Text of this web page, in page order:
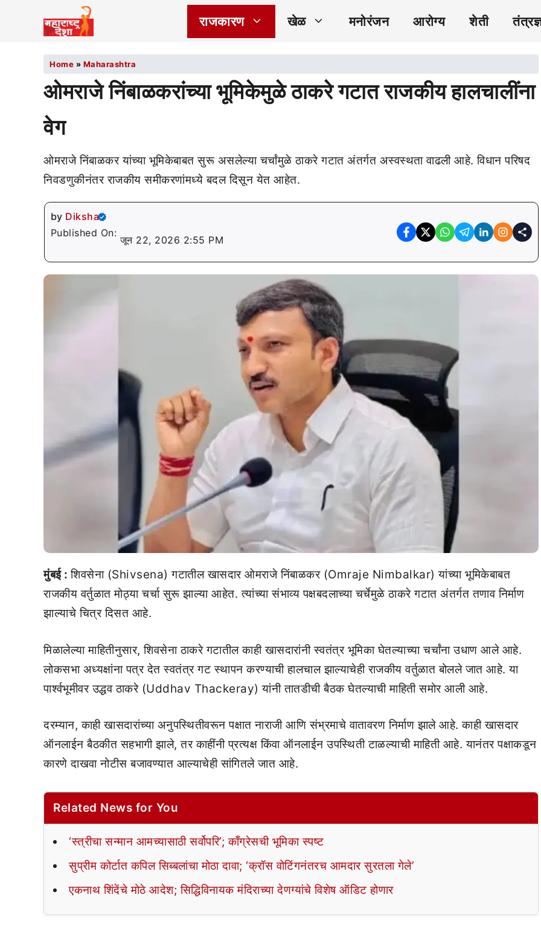
राजकारण खेळ मनोरंजन आरोग्य शेती
Home » Maharashtra
ओमराजे निंबाळकरांच्या भूमिकेमुळे ठाकरे गटात राजकीय हालचालींना
वेग
ओमराजे निंबाळकर यांच्या भूमिकेबाबत सुरू असलेल्या चर्चांमुळे ठाकरे गटात अंतर्गत अस्वस्थता वाढली आहे. विधान परिषद
निवडणुकीनंतर राजकीय समीकरणांमध्ये बदल दिसून येत आहेत.
by Diksha
Published On:
जून 22, 2026 2:55 PM
मुंबई :शिवसेना (Shivsena) गटातील खासदार ओमराजे निंबाळकर (Omraje Nimbalkar) यांच्या भूमिकेबाबत
राजकीय वर्तुळात मोठ्या चर्चा सुरू झाल्या आहेत. त्यांच्या संभाव्य पक्षबदलाच्या चर्चेमुळे ठाकरे गटात अंतर्गत तणाव निर्माण
झाल्याचे चित्र दिसत आहे.
मिळालेल्या माहितीनुसार, शिवसेना ठाकरे गटातील काही खासदारांनी स्वतंत्र भूमिका घेतल्याच्या चर्चांना उधाण आले आहे.
लोकसभा अध्यक्षांना पत्र देत स्वतंत्र गट स्थापन करण्याची हालचाल झाल्याचेही राजकीय वर्तुळात बोलले जात आहे. या
पार्श्वभूमीवर उद्धव ठाकरे (Uddhav Thackeray) यांनी तातडीची बैठक घेतल्याची माहिती समोर आली आहे.
दरम्यान, काही खासदारांच्या अनुपस्थितीवरून पक्षात नाराजी आणि संभ्रमाचे वातावरण निर्माण झाले आहे. काही खासदार
ऑनलाईन बैठकीत सहभागी झाले, तर काहींनी प्रत्यक्ष किंवा ऑनलाईन उपस्थिती टाळल्याची माहिती आहे. यानंतर पक्षाकडून
कारणे दाखवा नोटीस बजावण्यात आल्याचेही सांगितले जात आहे.
Related News for You
‘स्त्रीचा सन्मान आमच्यासाठी सर्वोपरि’; काँग्रेसची भूमिका स्पष्ट
सुप्रीम कोर्टात कपिल सिब्बलांचा मोठा दावा; ‘क्रॉस वोटिंगनंतरच आमदार सुरतला गेले’
एकनाथ शिंदेंचे मोठे आदेश; सिद्धिविनायक मंदिराच्या देणग्यांचे विशेष ऑडिट होणार